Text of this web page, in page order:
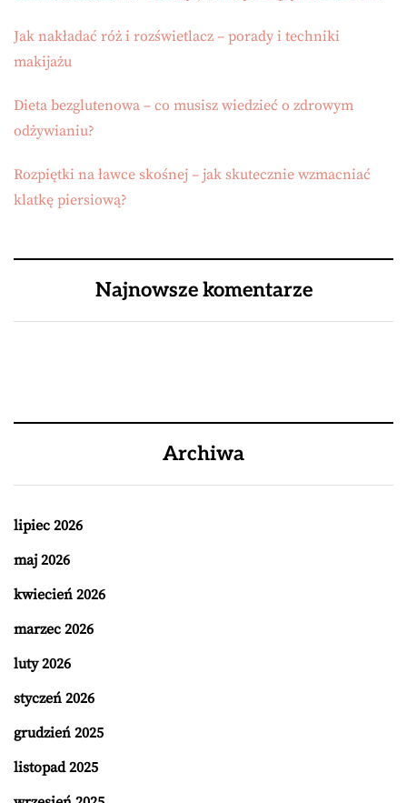
Jak nakładać róż i rozświetlacz – porady i techniki
makijażu
Dieta bezglutenowa – co musisz wiedzieć o zdrowym
odżywianiu?
Rozpiętki na ławce skośnej – jak skutecznie wzmacniać
klatkę piersiową?
Najnowsze komentarze
Archiwa
lipiec 2026
maj 2026
kwiecień 2026
marzec 2026
luty 2026
styczeń 2026
grudzień 2025
listopad 2025